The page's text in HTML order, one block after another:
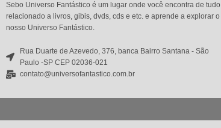
Sebo Universo Fantástico é um lugar onde você encontra de tudo
relacionado a livros, gibis, dvds, cds e etc. e aprende a explorar o
nosso Universo Fantástico.
Rua Duarte de Azevedo, 376, banca Bairro Santana - São
Paulo -SP CEP 02036-021
contato@universofantastico.com.br